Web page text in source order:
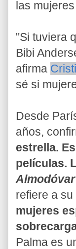
las
"Si tuviera
Bibi
afirma
sé si
Desde
años,
estrella.
películas.
Almodóvar
refiere a
mujeres
Palma es